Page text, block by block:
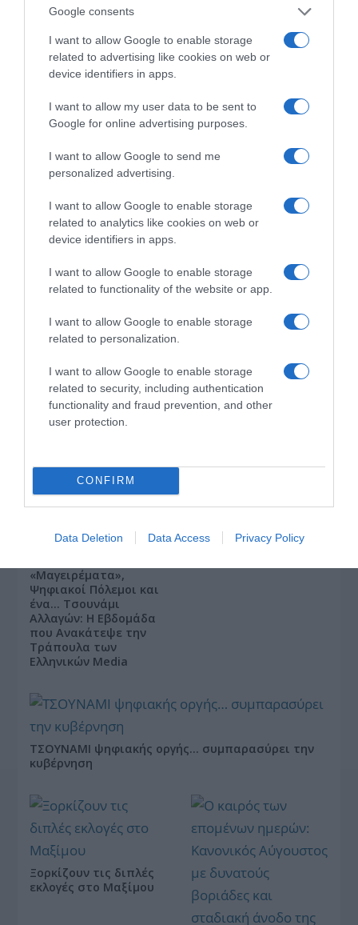
Google consents
I want to allow Google to enable storage
related to advertising like cookies on web or
device identifiers in apps.
I want to allow my user data to be sent to
Google for online advertising purposes.
I want to allow Google to send me
personalized advertising.
I want to allow Google to enable storage
related to analytics like cookies on web or
device identifiers in apps.
I want to allow Google to enable storage
related to functionality of the website or app.
I want to allow Google to enable storage
related to personalization.
I want to allow Google to enable storage
related to security, including authentication
functionality and fraud prevention, and other
user protection.
CONFIRM
Data Deletion Data Access Privacy Policy
Πεινάς και εσύ μετά το
ξενύχτι; 5 καντίνες
σώζουν τις βραδινές
σου λιγούρες
Πώς να ξεφλουδίζεις
εύκολα το σκόρδο – Το
kitchen trick που κάθε
Οι «Τυπολογίες» περνούν στην εικόνα, έχοντας
Μαρινάκη
«Μαγειρέματα»,
Ψηφιακοί Πόλεμοι και
ένα… Τσουνάμι
Αλλαγών: Η Εβδομάδα
που Ανακάτεψε την
Τράπουλα των
Ελληνικών Media
YouTube: Ο Δήμος
ΤΣΟΥΝΑΜΙ ψηφιακής οργής… συμπαρασύρει την
κυβέρνηση
Ξορκίζουν τις διπλές
εκλογές στο Μαξίμου